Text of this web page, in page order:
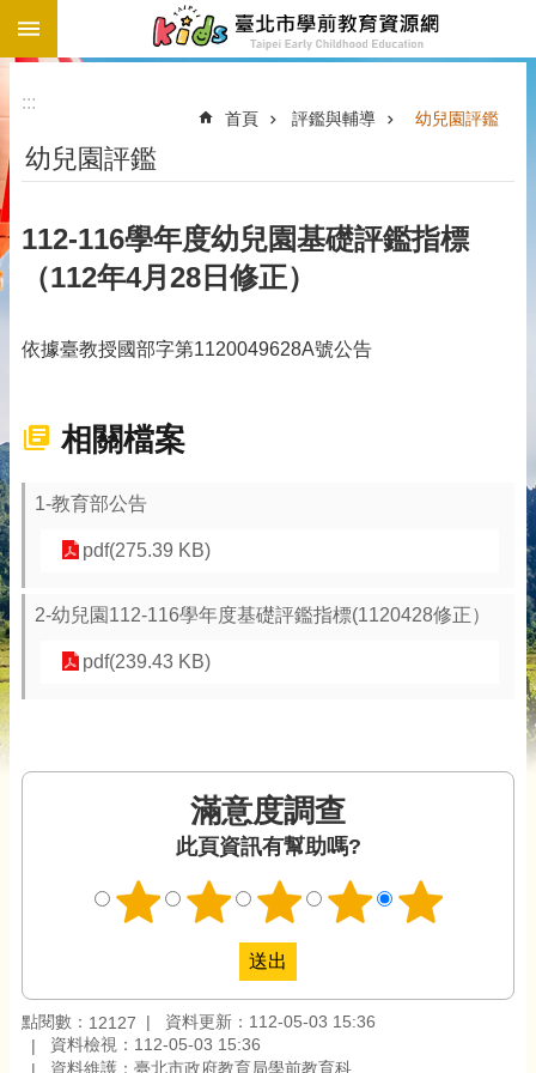
跳到主要內容區塊
:::
首頁 評鑑與輔導 幼兒園評鑑
幼兒園評鑑
112-116學年度幼兒園基礎評鑑指標
（112年4月28日修正）
依據臺教授國部字第1120049628A號公告
相關檔案
1-教育部公告
pdf(275.39 KB)
2-幼兒園112-116學年度基礎評鑑指標(1120428修正）
pdf(239.43 KB)
滿意度調查
此頁資訊有幫助嗎?
點閱數： 12127
資料更新：112-05-03 15:36
資料檢視：112-05-03 15:36
資料維護：臺北市政府教育局學前教育科